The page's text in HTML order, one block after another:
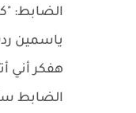
الضابط:
ياسمين
هفكر أني
الضابط